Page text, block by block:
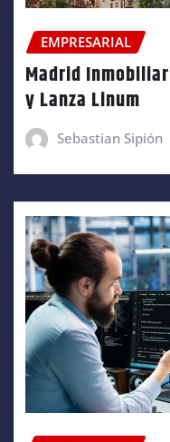
EMPRESARIAL
Madrid
y Lanza Linum
Sebastian Sipión